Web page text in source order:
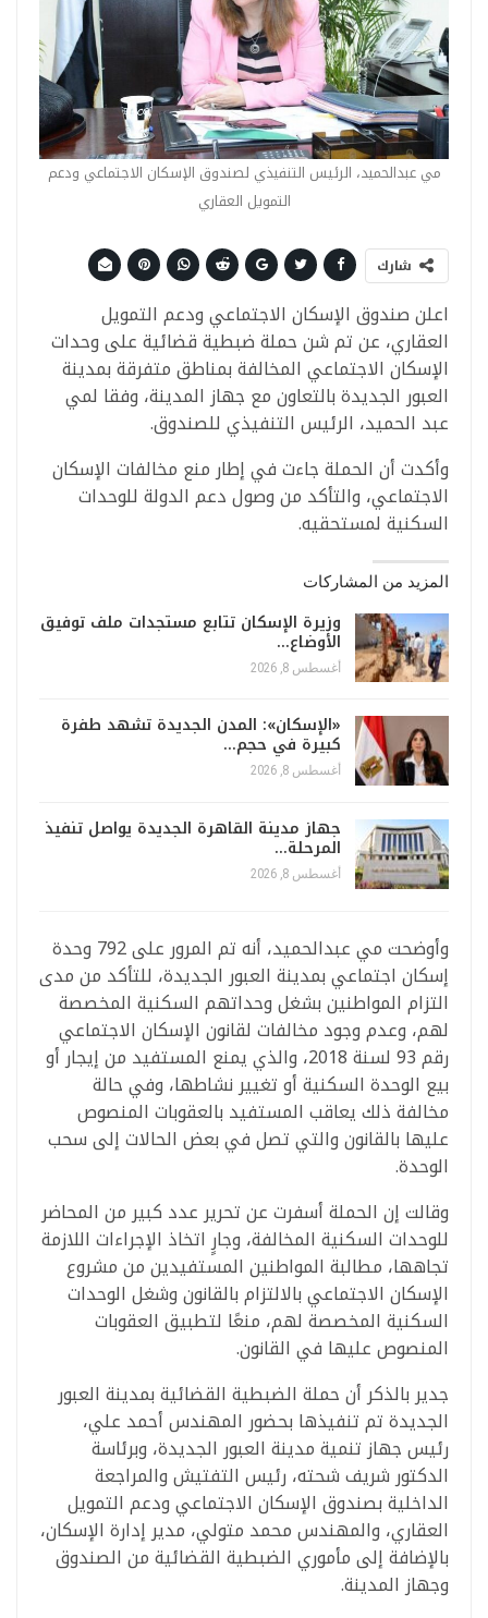
مي عبدالحميد، الرئيس التنفيذي لصندوق الإسكان الاجتماعي ودعم
التمويل العقاري
شارك
‎‎‎‎‎‎‎‎‎‎‎‎‎‎‎‎‎‎‎‎‎‎‎‎‎‎‎‎‎‎اعلن صندوق الإسكان الاجتماعي ودعم التمويل
العقاري، عن تم شن حملة ضبطية قضائية على وحدات
الإسكان الاجتماعي المخالفة بمناطق متفرقة بمدينة
العبور الجديدة بالتعاون مع جهاز المدينة، وفقا لمي
عبد الحميد، الرئيس التنفيذي للصندوق.
وأكدت أن الحملة جاءت في إطار منع مخالفات الإسكان
الاجتماعي، والتأكد من وصول دعم الدولة للوحدات
السكنية لمستحقيه.
المزيد من المشاركات
وزيرة الإسكان تتابع مستجدات ملف توفيق
الأوضاع…
أغسطس 8, 2026
«الإسكان»: المدن الجديدة تشهد طفرة
كبيرة في حجم…
أغسطس 8, 2026
جهاز مدينة القاهرة الجديدة يواصل تنفيذ
المرحلة…
أغسطس 8, 2026
وأوضحت مي عبدالحميد، أنه تم المرور على 792 وحدة
إسكان اجتماعي بمدينة العبور الجديدة، للتأكد من مدى
التزام المواطنين بشغل وحداتهم السكنية المخصصة
لهم، وعدم وجود مخالفات لقانون الإسكان الاجتماعي
رقم 93 لسنة 2018، والذي يمنع المستفيد من إيجار أو
بيع الوحدة السكنية أو تغيير نشاطها، وفي حالة
مخالفة ذلك يعاقب المستفيد بالعقوبات المنصوص
عليها بالقانون والتي تصل في بعض الحالات إلى سحب
الوحدة.
وقالت إن الحملة أسفرت عن تحرير عدد كبير من المحاضر
للوحدات السكنية المخالفة، وجارٍ اتخاذ الإجراءات اللازمة
تجاهها، مطالبة المواطنين المستفيدين من مشروع
الإسكان الاجتماعي بالالتزام بالقانون وشغل الوحدات
السكنية المخصصة لهم، منعًا لتطبيق العقوبات
المنصوص عليها في القانون.
جدير بالذكر أن حملة الضبطية القضائية بمدينة العبور
الجديدة تم تنفيذها بحضور المهندس أحمد علي،
رئيس جهاز تنمية مدينة العبور الجديدة، وبرئاسة
الدكتور شريف شحته، رئيس التفتيش والمراجعة
الداخلية بصندوق الإسكان الاجتماعي ودعم التمويل
العقاري، والمهندس محمد متولي، مدير إدارة الإسكان،
بالإضافة إلى مأموري الضبطية القضائية من الصندوق
وجهاز المدينة.